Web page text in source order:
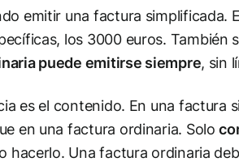
emitir una factura simplificada.
los 3000 euros.
puede emitirse siempre, sin
es el contenido. En una factura
en una factura ordinaria. Solo
hacerlo. Una factura ordinaria